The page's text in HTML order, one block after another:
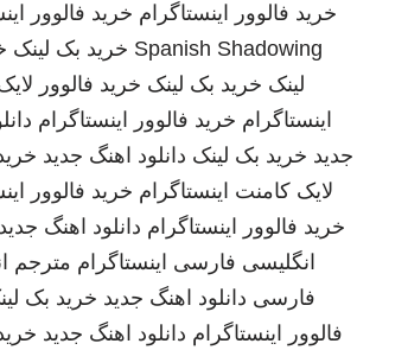
خرید فالوور اینستاگرام خرید فالوور
Spanish Shadowing خرید بک لینک
لینک خرید بک لینک خرید فالوور
اینستاگرام خرید فالوور اینستاگرام
جدید خرید بک لینک دانلود اهنگ جدید
لایک کامنت اینستاگرام خرید فالوور
خرید فالوور اینستاگرام دانلود اهنگ جدید
انگلیسی فارسی اینستاگرام مترجم
فارسی دانلود اهنگ جدید خرید بک
فالوور اینستاگرام دانلود اهنگ جدید